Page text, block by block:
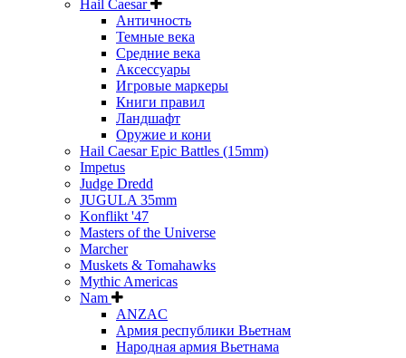
Hail Caesar
Античность
Темные века
Средние века
Аксессуары
Игровые маркеры
Книги правил
Ландшафт
Оружие и кони
Hail Caesar Epic Battles (15mm)
Impetus
Judge Dredd
JUGULA 35mm
Konflikt '47
Masters of the Universe
Marcher
Muskets & Tomahawks
Mythic Americas
Nam
ANZAC
Армия республики Вьетнам
Народная армия Вьетнама